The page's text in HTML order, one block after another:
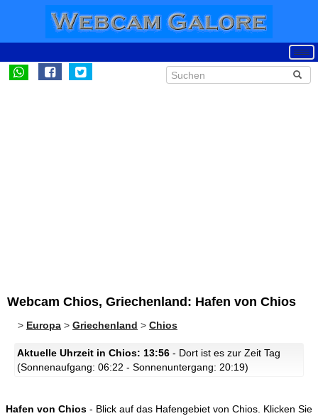
Webcam Chios, Griechenland: Hafen von Chios
> Europa > Griechenland > Chios
Aktuelle Uhrzeit in Chios: 13:56 - Dort ist es zur Zeit Tag
(Sonnenaufgang: 06:22 - Sonnenuntergang: 20:19)
Hafen von Chios - Blick auf das Hafengebiet von Chios. Klicken Sie